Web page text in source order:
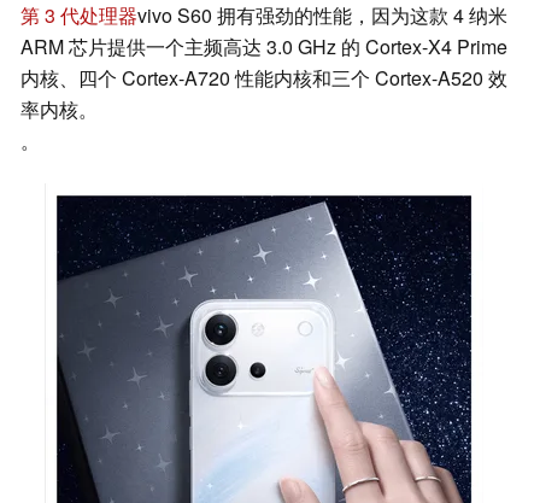
第 3 代处理器vivo S60 拥有强劲的性能，因为这款 4 纳米
ARM 芯片提供一个主频高达 3.0 GHz 的 Cortex-X4 Prime
内核、四个 Cortex-A720 性能内核和三个 Cortex-A520 效
率内核。
。